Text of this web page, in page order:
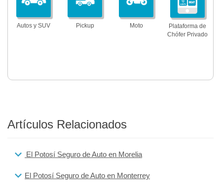
Autos y SUV Pickup Moto
Plataforma de
Chófer Privado
Artículos Relacionados
El Potosí Seguro de Auto en Morelia
El Potosí Seguro de Auto en Monterrey